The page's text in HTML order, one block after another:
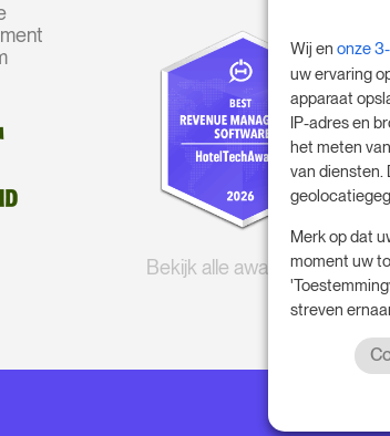
Bekijk alle awards
Wij enonze
uw ervaring
apparaat
IP-adres en
het meten
van diensten.
Merk op dat
moment uw
streven